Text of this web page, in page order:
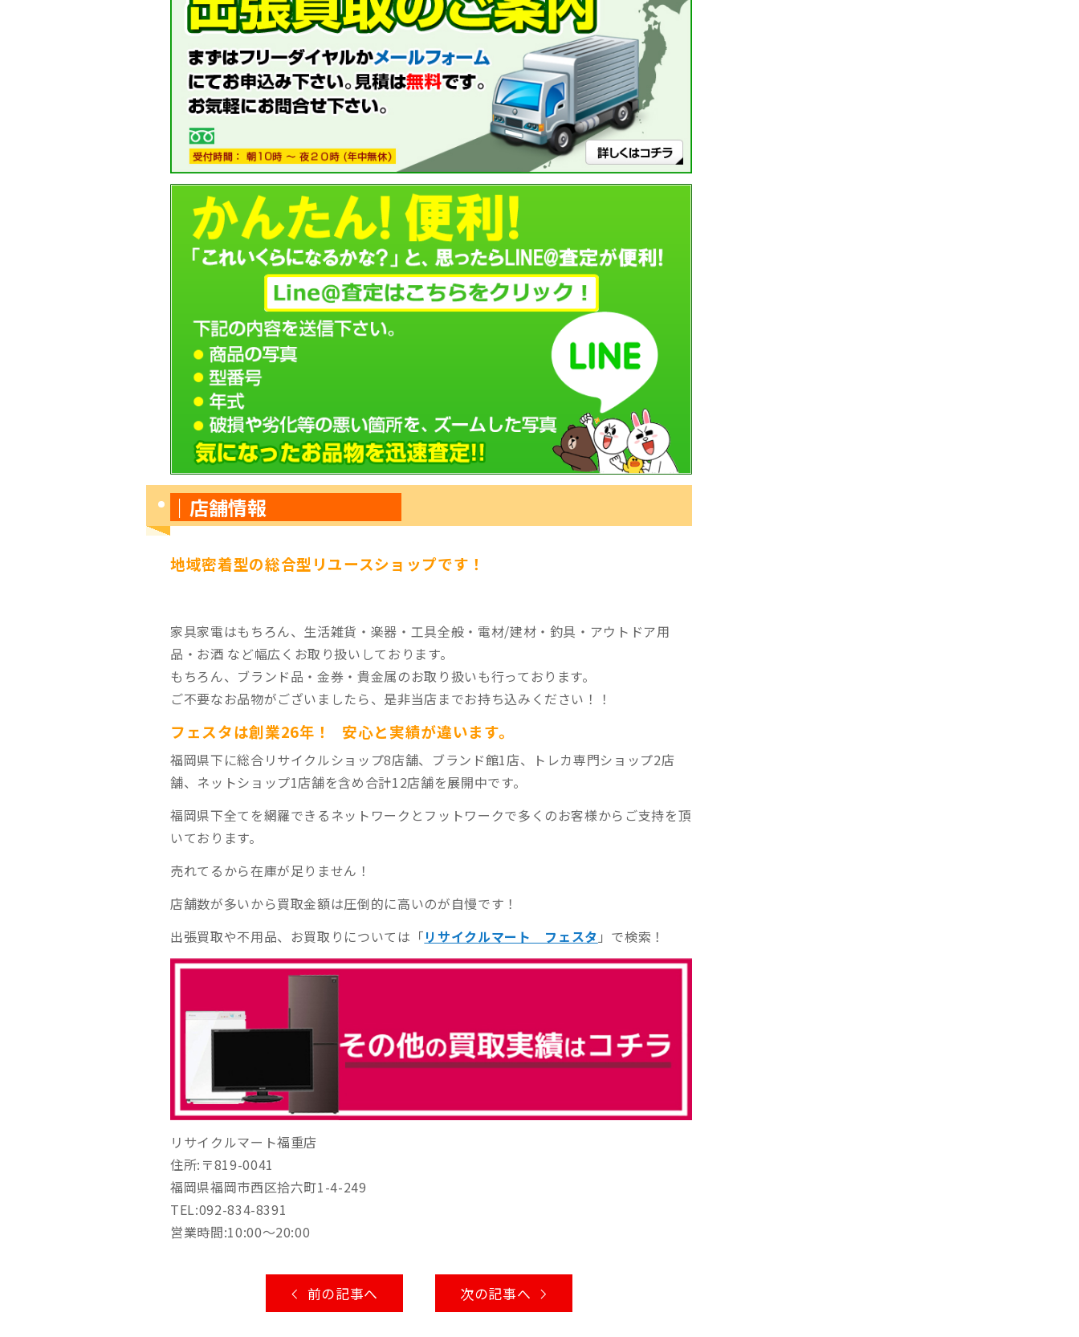
｜店舗情報
地域密着型の総合型リユースショップです！
家具家電はもちろん、生活雑貨・ 楽器・工具全般・電材/建材・釣具・アウトドア用
品・お酒 など幅広くお取り扱いしております。
もちろん、ブランド品・金券・貴金属のお取り扱いも行っております。
ご不要なお品物がございましたら、是非当店までお持ち込みください！！
フェスタは創業26年！ 安心と実績が違います。
福岡県下に総合リサイクルショップ8店舗、ブランド館1店、トレカ専門ショップ2店
舗、ネットショップ1店舗を含め合計12店舗を展開中です。
福岡県下全てを網羅できるネットワークとフットワークで多くのお客様からご支持を頂
いております。
売れてるから在庫が足りません！
店舗数が多いから買取金額は圧倒的に高いのが自慢です！
出張買取や不用品、お買取りについては「リサイクルマート フェスタ 」で検索！
リサイクルマート福重店
住所:〒819-0041
福岡県福岡市西区拾六町1-4-249
TEL:092-834-8391
営業時間:10:00～20:00
前の記事へ 次の記事へ